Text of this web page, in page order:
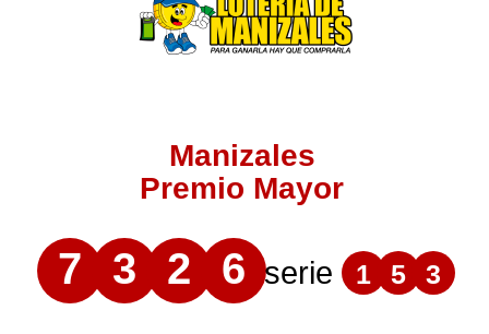
Manizales
Premio Mayor
7 3 2 6 serie 1 5 3